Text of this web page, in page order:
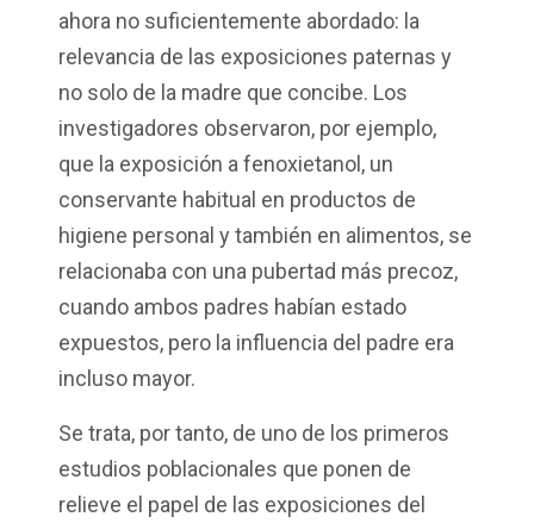
ahora no suficientemente abordado: la
relevancia de las exposiciones paternas y
no solo de la madre que concibe. Los
investigadores observaron, por ejemplo,
que la exposición a fenoxietanol, un
conservante habitual en productos de
higiene personal y también en alimentos, se
relacionaba con una pubertad más precoz,
cuando ambos padres habían estado
expuestos, pero la influencia del padre era
incluso mayor.
Se trata, por tanto, de uno de los primeros
estudios poblacionales que ponen de
relieve el papel de las exposiciones del